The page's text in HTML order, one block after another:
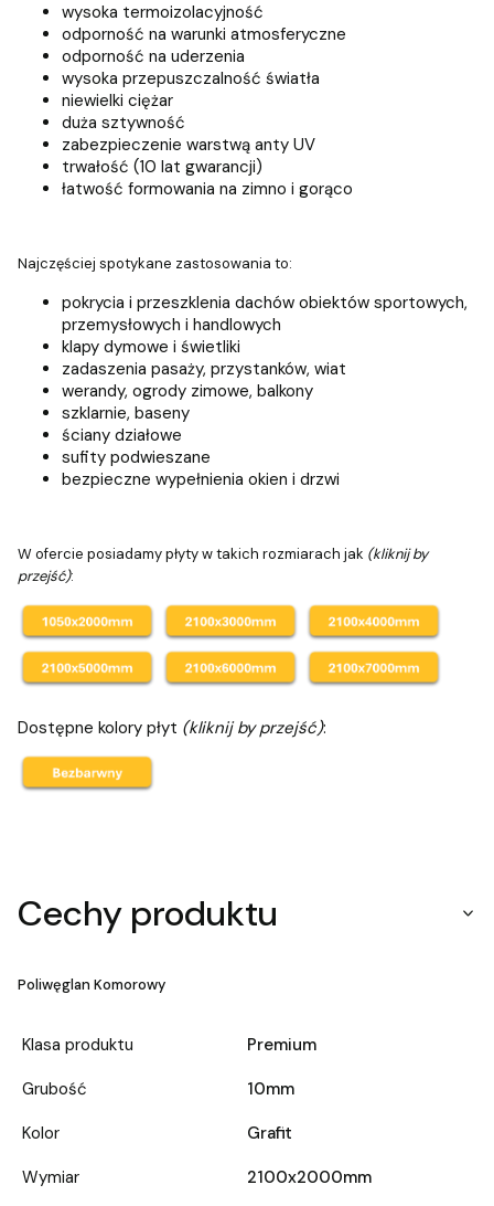
wysoka termoizolacyjność
odporność na warunki atmosferyczne
odporność na uderzenia
wysoka przepuszczalność światła
niewielki ciężar
duża sztywność
zabezpieczenie warstwą anty UV
trwałość (10 lat gwarancji)
łatwość formowania na zimno i gorąco
Najczęściej spotykane zastosowania to:
pokrycia i przeszklenia dachów obiektów sportowych,
przemysłowych i handlowych
klapy dymowe i świetliki
zadaszenia pasaży, przystanków, wiat
werandy, ogrody zimowe, balkony
szklarnie, baseny
ściany działowe
sufity podwieszane
bezpieczne wypełnienia okien i drzwi
W ofercie posiadamy płyty w takich rozmiarach jak (kliknij by
przejść):
Dostępne kolory płyt (kliknij by przejść):
Cechy produktu
Poliwęglan Komorowy
Klasa produktu
Premium
Grubość
10mm
Kolor
Grafit
Wymiar
2100x2000mm